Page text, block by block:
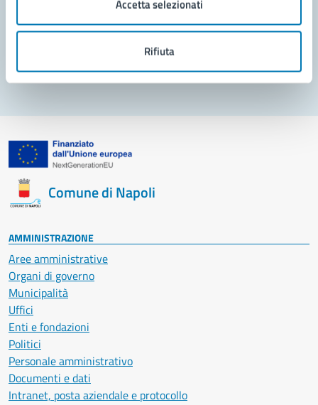
Accetta selezionati
Rifiuta
Problemi in città
Comune di Napoli
AMMINISTRAZIONE
Aree amministrative
Organi di governo
Municipalità
Uffici
Enti e fondazioni
Politici
Personale amministrativo
Documenti e dati
Intranet, posta aziendale e protocollo